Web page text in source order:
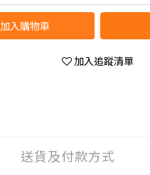
加入購物車
加入追蹤清單
送貨及付款方式